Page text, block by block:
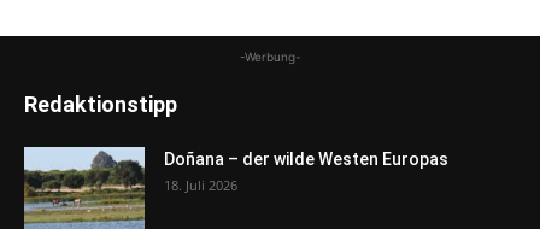
-Werbung-
Redaktionstipp
Doñana – der wilde Westen Europas
18. Juli 2026